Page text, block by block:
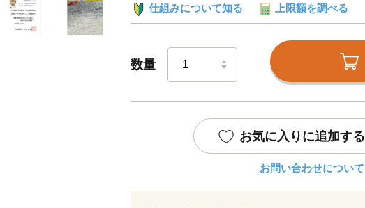
仕組みについて知る 上限額を調べる
数量
お気に入りに追加する
お問い合わせについて